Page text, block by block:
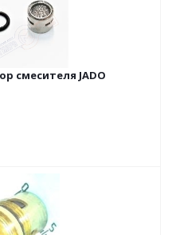
смесителя JADO